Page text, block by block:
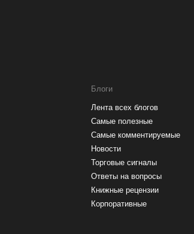
Блоги
Лента всех блогов
Самые полезные
Самые комментируемые
Новости
Торговые сигналы
Ответы на вопросы
Книжные рецензии
Корпоративные